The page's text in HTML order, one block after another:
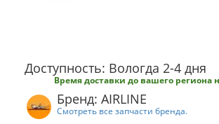
Доступность: Вологда 2-4 дня
Время доставки до вашего региона
Бренд: AIRLINE
Смотреть все запчасти бренда.